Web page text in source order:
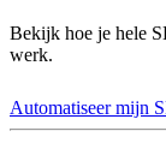
Bekijk hoe je hele
werk.
Automatiseer mijn